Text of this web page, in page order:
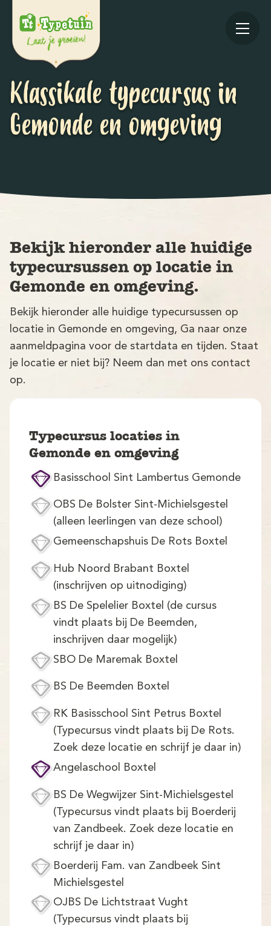
Demo
Aanmelden
Klassikale typecursus in
Gemonde en omgeving
Bekijk hieronder alle huidige
typecursussen op locatie in
Gemonde en omgeving.
Bekijk hieronder alle huidige typecursussen op
locatie in Gemonde en omgeving, Ga naar onze
aanmeldpagina voor de startdata en tijden. Staat
je locatie er niet bij? Neem dan met ons contact
op.
Typecursus locaties in
Gemonde en omgeving
Basisschool Sint Lambertus Gemonde
OBS De Bolster Sint-Michielsgestel
(alleen leerlingen van deze school)
Gemeenschapshuis De Rots Boxtel
Hub Noord Brabant Boxtel
(inschrijven op uitnodiging)
BS De Spelelier Boxtel (de cursus
vindt plaats bij De Beemden,
inschrijven daar mogelijk)
SBO De Maremak Boxtel
BS De Beemden Boxtel
RK Basisschool Sint Petrus Boxtel
(Typecursus vindt plaats bij De Rots.
Zoek deze locatie en schrijf je daar in)
Angelaschool Boxtel
BS De Wegwijzer Sint-Michielsgestel
(Typecursus vindt plaats bij Boerderij
van Zandbeek. Zoek deze locatie en
schrijf je daar in)
Boerderij Fam. van Zandbeek Sint
Michielsgestel
OJBS De Lichtstraat Vught
(Typecursus vindt plaats bij